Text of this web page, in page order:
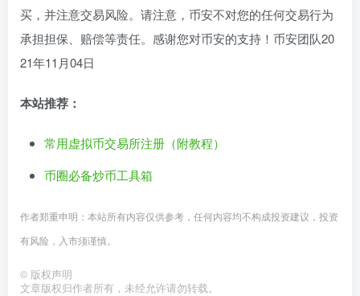
买，并注意交易风险。请注意，币安不对您的任何交易行为
承担担保、赔偿等责任。感谢您对币安的支持！币安团队20
21年11月04日
本站推荐：
常用虚拟币交易所注册（附教程）
币圈必备炒币工具箱
作者郑重申明：本站所有内容仅供参考，任何内容均不构成投资建议，投资
有风险，入市须谨慎。
© 版权声明
文章版权归作者所有，未经允许请勿转载。